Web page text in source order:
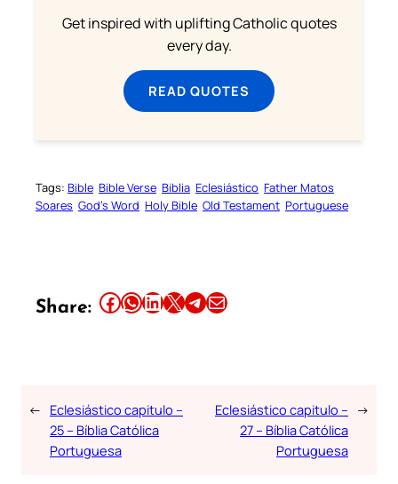
Get inspired with uplifting Catholic quotes
every day.
READ QUOTES
Tags: Bible Bible Verse Biblia Eclesiástico Father Matos
Soares God’s Word Holy Bible Old Testament Portuguese
Share: Share this article on Facebook Share this article on WhatsApp Share this article on LinkedIn Share this article on X Share this article on TelegramEmail this Article
← Eclesiástico capitulo –
25 – Bíblia Católica
Portuguesa
Eclesiástico capitulo –
27 – Bíblia Católica
Portuguesa
→